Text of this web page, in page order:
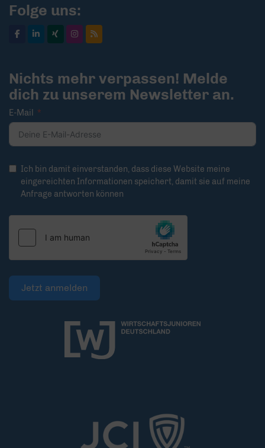
Folge uns:
Nichts mehr verpassen! Melde
dich zu unserem Newsletter an.
E-Mail
Ich bin damit einverstanden, dass diese Website meine
eingereichten Informationen speichert, damit sie auf meine
Anfrage antworten können
Jetzt anmelden